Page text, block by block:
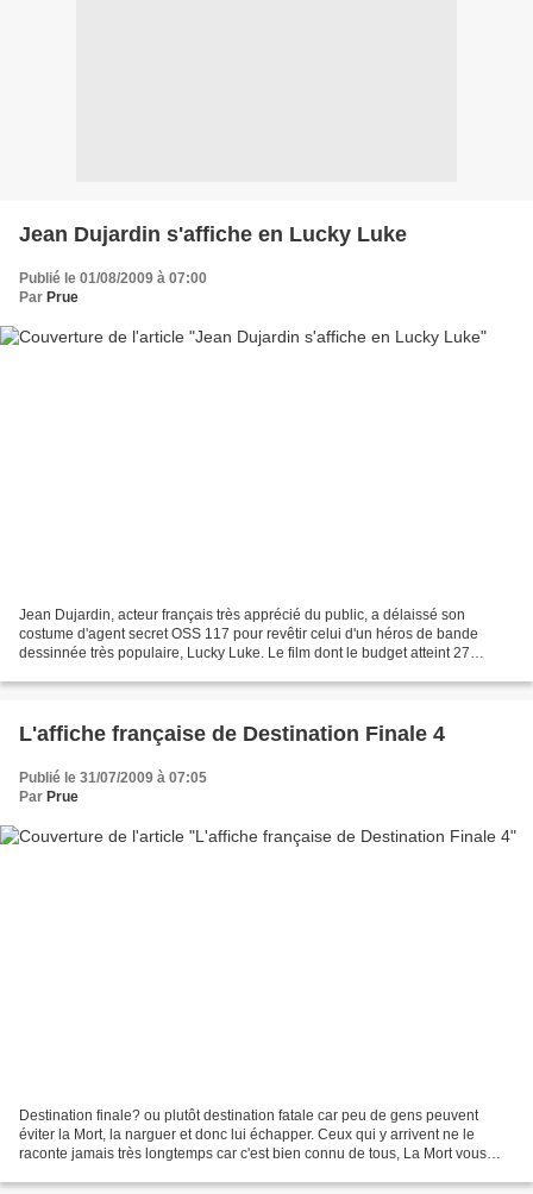
Jean Dujardin s'affiche en Lucky Luke
Publié le 01/08/2009 à 07:00
Par Prue
Jean Dujardin, acteur français très apprécié du public, a délaissé son
costume d'agent secret OSS 117 pour revêtir celui d'un héros de bande
dessinnée très populaire, Lucky Luke. Le film dont le budget atteint 27
L'affiche française de Destination Finale 4
Publié le 31/07/2009 à 07:05
Par Prue
Destination finale? ou plutôt destination fatale car peu de gens peuvent
éviter la Mort, la narguer et donc lui échapper. Ceux qui y arrivent ne le
raconte jamais très longtemps car c'est bien connu de tous, La Mort vous